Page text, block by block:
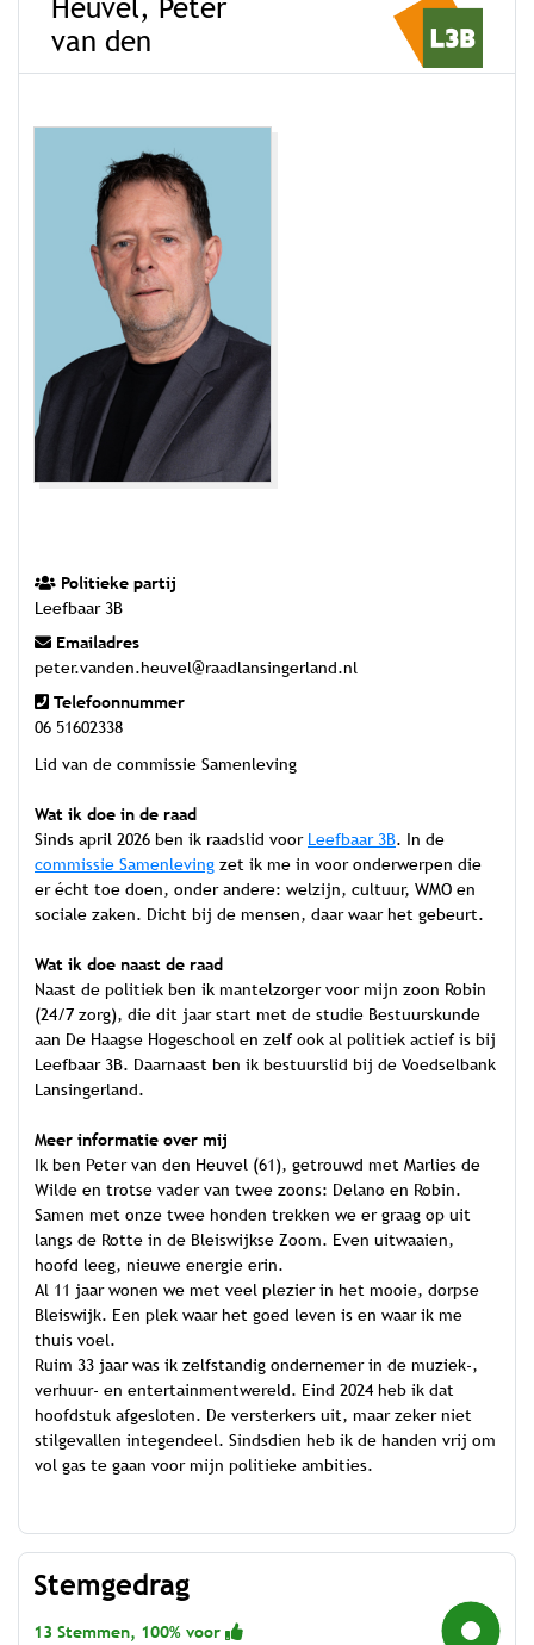
van den
Politieke partij
Leefbaar 3B
Emailadres
peter.vanden.heuvel@raadlansingerland.nl
Telefoonnummer
06 51602338
Lid van de commissie Samenleving
Wat ik doe in de raad
Sinds april 2026 ben ik raadslid voor Leefbaar 3B. In de
commissie Samenleving zet ik me in voor onderwerpen die
er écht toe doen, onder andere: welzijn, cultuur, WMO en
sociale zaken. Dicht bij de mensen, daar waar het gebeurt.
Wat ik doe naast de raad
Naast de politiek ben ik mantelzorger voor mijn zoon Robin
(24/7 zorg), die dit jaar start met de studie Bestuurskunde
aan De Haagse Hogeschool en zelf ook al politiek actief is bij
Leefbaar 3B. Daarnaast ben ik bestuurslid bij de Voedselbank
Lansingerland.
Meer informatie over mij
Ik ben Peter van den Heuvel (61), getrouwd met Marlies de
Wilde en trotse vader van twee zoons: Delano en Robin.
Samen met onze twee honden trekken we er graag op uit
langs de Rotte in de Bleiswijkse Zoom. Even uitwaaien,
hoofd leeg, nieuwe energie erin.
Al 11 jaar wonen we met veel plezier in het mooie, dorpse
Bleiswijk. Een plek waar het goed leven is en waar ik me
thuis voel.
Ruim 33 jaar was ik zelfstandig ondernemer in de muziek-,
verhuur- en entertainmentwereld. Eind 2024 heb ik dat
hoofdstuk afgesloten. De versterkers uit, maar zeker niet
stilgevallen integendeel. Sindsdien heb ik de handen vrij om
vol gas te gaan voor mijn politieke ambities.
Stemgedrag
13 Stemmen, 100% voor